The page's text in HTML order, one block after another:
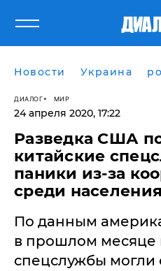
Новости Украина
ДИАЛОГ МИР
24 апреля 2020, 17:22
Разведка США
китайские
паники из-за
среди
По данным
в прошлом месяце
спецслужбы могли